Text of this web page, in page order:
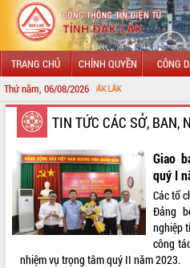
TRANG CHỦ CHÍNH QUYỀN CÔNG
Thứ năm, 06/08/2026
GIỚI THIỆU
LÃNH ĐẠO UBND TỈNH
TIN TỨC SỰ KIỆN
SỞ, BAN, NGÀNH
TIN TỨC CÁC SỞ, BAN,
Giao
quý I
Các tổ
Đảng
nghiệp
công
nhiệm vụ trọng tâm quý II năm 2023.